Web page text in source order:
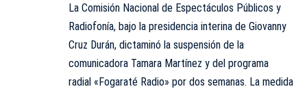
La Comisión Nacional de Espectáculos Públicos y
Radiofonía, bajo la presidencia interina de Giovanny
Cruz Durán, dictaminó la suspensión de la
comunicadora Tamara Martínez y del programa
radial «Fogaraté Radio» por dos semanas. La medida